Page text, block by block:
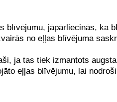
blīvējumu, jāpārliecinās, ka
no eļļas blīvējuma
ja tas tiek izmantots
eļļas blīvējumu, lai